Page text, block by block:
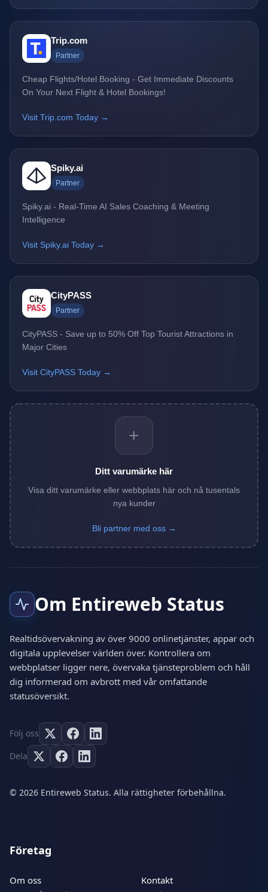
Trip.com
Partner
Cheap Flights/Hotel Booking - Get Immediate Discounts
On Your Next Flight & Hotel Bookings!
Visit Trip.com Today →
Spiky.ai
Partner
Spiky.ai - Real-Time AI Sales Coaching & Meeting
Intelligence
Visit Spiky.ai Today →
CityPASS
Partner
CityPASS - Save up to 50% Off Top Tourist Attractions in
Major Cities
Visit CityPASS Today →
+
Ditt varumärke här
Visa ditt varumärke eller webbplats här och nå tusentals
nya kunder
Bli partner med oss →
Om Entireweb Status
Realtidsövervakning av över 9000 onlinetjänster, appar och
digitala upplevelser världen över. Kontrollera om
webbplatser ligger nere, övervaka tjänsteproblem och håll
dig informerad om avbrott med vår omfattande
statusöversikt.
Följ oss
Dela
© 2026 Entireweb Status. Alla rättigheter förbehållna.
Företag
Om oss Kontakt